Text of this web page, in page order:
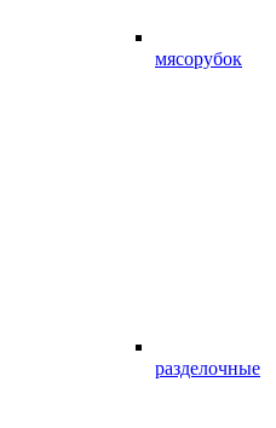
мясорубок
разделочные